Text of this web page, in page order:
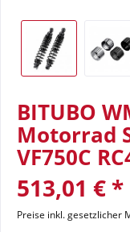
BITUBO
Motorrad
VF750C
513,01 € *
Preise inkl. gesetzlicher